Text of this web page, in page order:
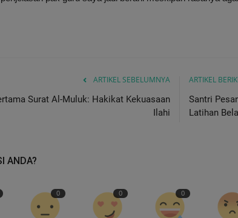
ARTIKEL SEBELUMNYA
Surat Al-Muluk: Hakikat Kekuasaan
Ilahi
ARTIKEL
Santri
Latihan
ANDA?
0 0 0